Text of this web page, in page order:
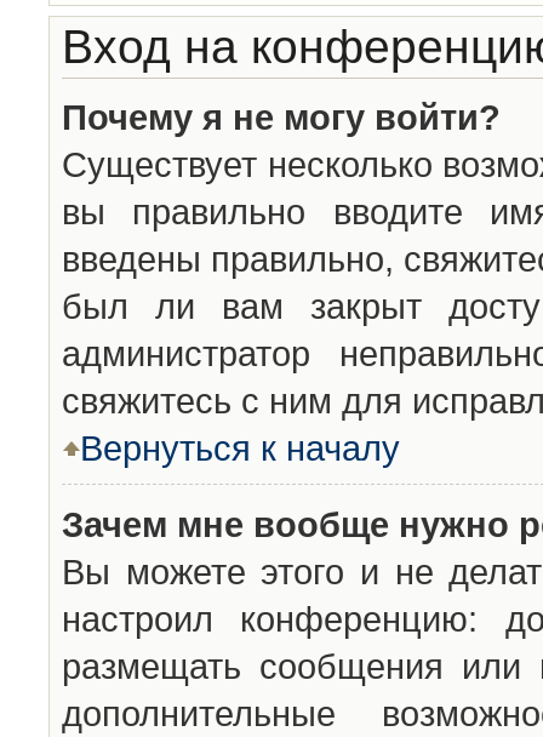
Вход на
Почему я не могу войти?
Существует несколько
вы правильно вводите
введены правильно,
был ли вам закрыт
администратор
свяжитесь с ним для
Вернуться к началу
Зачем мне вообще нужно
Вы можете этого и не
настроил конференцию:
размещать сообщения или
дополнительные